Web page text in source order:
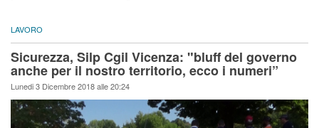
LAVORO
Sicurezza, Silp Cgil Vicenza: "bluff del governo
anche per il nostro territorio, ecco i numeri”
Lunedi 3 Dicembre 2018 alle 20:24